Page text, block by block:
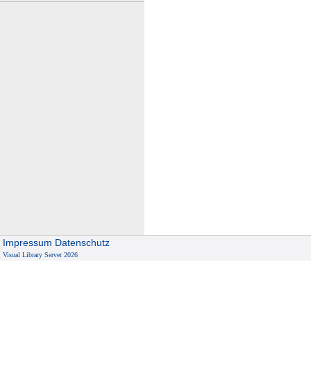
Impressum Datenschutz
Visual Library Server 2026